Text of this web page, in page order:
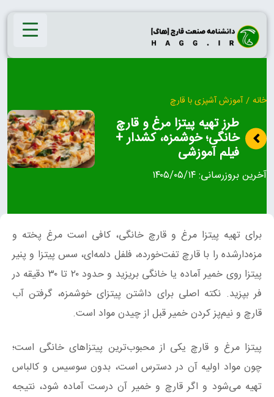
Skip
content
خانه / آموزش آشپزی با قارچ
طرز تهیه پیتزا مرغ و قارچ
خانگی؛ خوشمزه، کشدار +
فیلم آموزشی
آخرین بروزرسانی:۱۴۰۵/۰۵/۱۴
برای تهیه پیتزا مرغ و قارچ خانگی، کافی است مرغ پخته و
مزه‌دارشده را با قارچ تفت‌خورده، فلفل دلمه‌ای، سس پیتزا و پنیر
پیتزا روی خمیر آماده یا خانگی بریزید و حدود ۲۰ تا ۳۰ دقیقه در
فر بپزید. نکته اصلی برای داشتن پیتزای خوشمزه، گرفتن آب
قارچ و نیم‌پز کردن خمیر قبل از چیدن مواد است.
پیتزا مرغ و قارچ یکی از محبوب‌ترین پیتزاهای خانگی است؛
چون مواد اولیه آن در دسترس است، بدون سوسیس و کالباس
تهیه می‌شود و اگر قارچ و خمیر آن درست آماده شود، نتیجه